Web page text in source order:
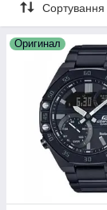
Сортування
Оригинал